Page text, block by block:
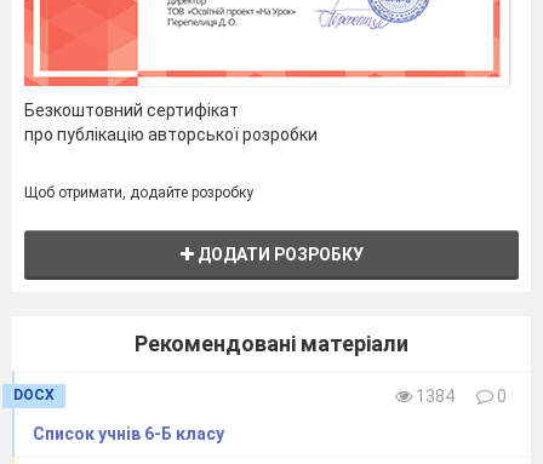
Безкоштовний сертифікат
про публікацію авторської розробки
Щоб отримати, додайте розробку
ДОДАТИ РОЗРОБКУ
Рекомендовані матеріали
DOCX 1384
0
Список учнів 6-Б класу